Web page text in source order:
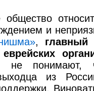
общество
и
,
не понимают,
из